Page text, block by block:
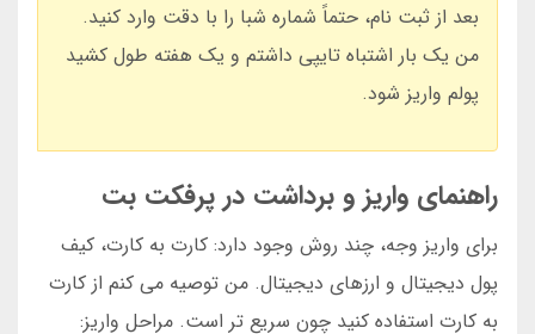
بعد از ثبت نام، حتماً شماره شبا را با دقت وارد کنید.
من یک بار اشتباه تایپی داشتم و یک هفته طول کشید
پولم واریز شود.
راهنمای واریز و برداشت در پرفکت بت
برای واریز وجه، چند روش وجود دارد: کارت به کارت، کیف
پول دیجیتال و ارزهای دیجیتال. من توصیه می کنم از کارت
به کارت استفاده کنید چون سریع تر است. مراحل واریز: